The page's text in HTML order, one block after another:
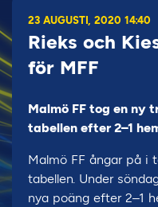
23 AUGUSTI, 2020 14:40
Rieks och
för MFF
Malmö FF tog en ny
tabellen efter 2–1
Malmö FF ångar på i
tabellen. Under
nya poäng efter 2–1